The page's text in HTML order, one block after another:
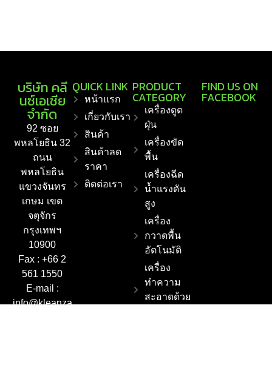
บริษัท คลี
นซ์เอเชีย
จำกัด
92 ซอย
พหลโยธิน 32
ถนน
พหลโยธิน
แขวงจันทร
เกษม เขต
จตุจักร
กรุงเทพฯ
10900
Fax : +66 2
561 1550
E-mail :
info@kleanza
QUICK LINK
หน้าแรก
เกี่ยวกับเรา
สินค้า
สินค้าลด
ราคา
ติดต่อเรา
PRODUCT
CATEGORY
เครื่องดูด
ฝุ่น
เครื่องขัด
พื้น
เครื่องฉีด
น้ำแรงดัน
สูง
เครื่อง
กวาดพื้น
อัตโนมัติ
เครื่อง
ทำความ
สะอาดด้วย
FIND US ON
FACEBOOK